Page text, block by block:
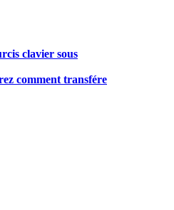
clavier sous
comment transfére